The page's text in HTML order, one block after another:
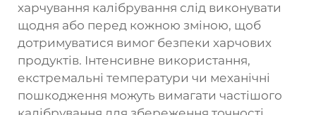
харчування калібрування слід виконувати
щодня або перед кожною зміною, щоб
дотримуватися вимог безпеки харчових
продуктів. Інтенсивне використання,
екстремальні температури чи механічні
пошкодження можуть вимагати частішого